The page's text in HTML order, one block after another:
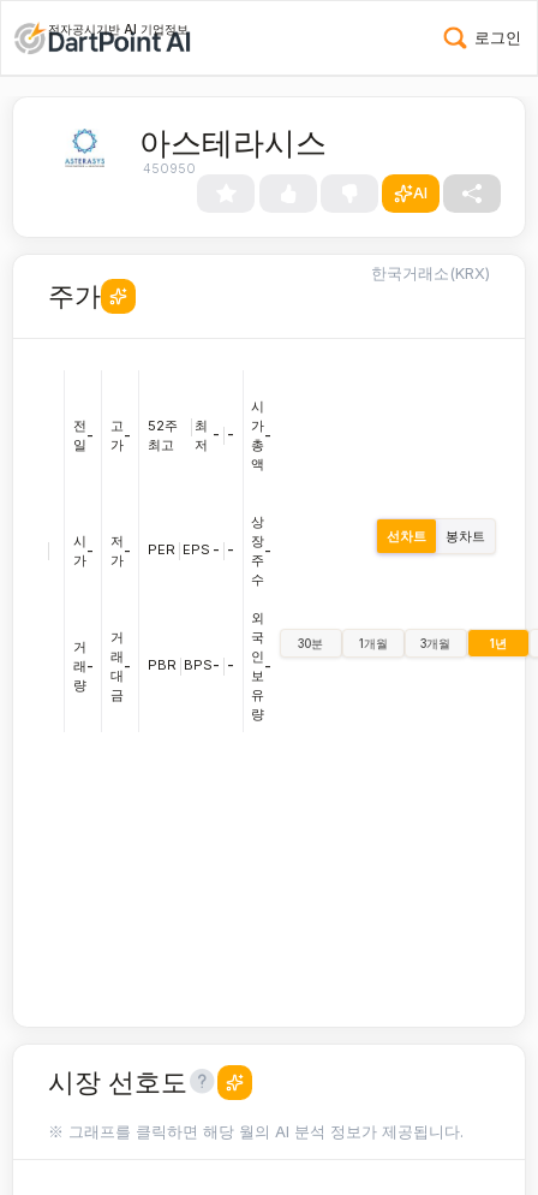
전자공시기반 AI 기업정보 로그인
아스테라시스
450950
AI
주가
한국거래소(KRX)
전
일
-
시
가
-
거
래
량
-
고
가
-
저
가
-
거
래
대
금
-
52주
최고
최
저
- -
PER EPS - -
PBR BPS- -
시
가
총
액
-
상
장
주
수
-
외
국
인
보
유
량
-
선차트 봉차트
30분 1개월 3개월 1년
시장 선호도
※ 그래프를 클릭하면 해당 월의 AI 분석 정보가 제공됩니다.